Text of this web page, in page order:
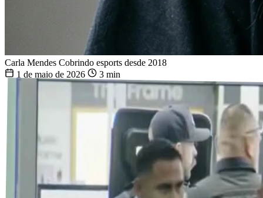
Carla Mendes Cobrindo esports desde 2018
1 de maio de 2026
3 min